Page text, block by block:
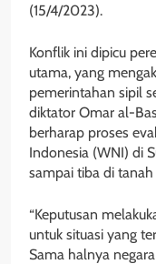
(15/4/2023).
Konflik ini dipicu
utama, yang
pemerintahan sipil
diktator Omar al-
berharap proses
Indonesia (WNI) di
sampai tiba di
“Keputusan
untuk situasi yang
Sama halnya